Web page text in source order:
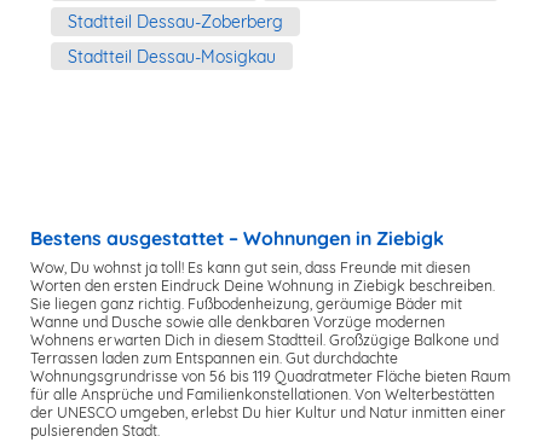
Stadtteil Dessau-Zoberberg
Stadtteil Dessau-Mosigkau
Bestens ausgestattet – Wohnungen in Ziebigk
Wow, Du wohnst ja toll! Es kann gut sein, dass Freunde mit diesen
Worten den ersten Eindruck Deine Wohnung in Ziebigk beschreiben.
Sie liegen ganz richtig. Fußbodenheizung, geräumige Bäder mit
Wanne und Dusche sowie alle denkbaren Vorzüge modernen
Wohnens erwarten Dich in diesem Stadtteil. Großzügige Balkone und
Terrassen laden zum Entspannen ein. Gut durchdachte
Wohnungsgrundrisse von 56 bis 119 Quadratmeter Fläche bieten Raum
für alle Ansprüche und Familienkonstellationen. Von Welterbestätten
der UNESCO umgeben, erlebst Du hier Kultur und Natur inmitten einer
pulsierenden Stadt.